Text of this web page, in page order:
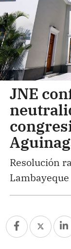
JNE
Resolución
Lambayeque